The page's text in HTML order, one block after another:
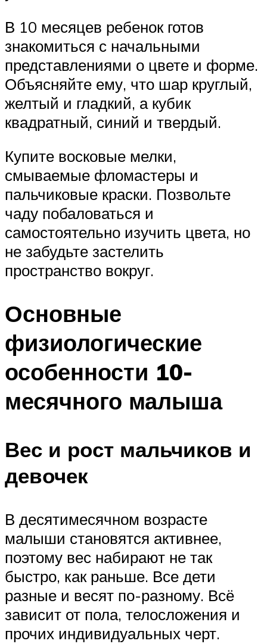
В 10 месяцев ребенок готов
знакомиться с начальными
представлениями о цвете и форме.
Объясняйте ему, что шар круглый,
желтый и гладкий, а кубик
квадратный, синий и твердый.
Купите восковые мелки,
смываемые фломастеры и
пальчиковые краски. Позвольте
чаду побаловаться и
самостоятельно изучить цвета, но
не забудьте застелить
пространство вокруг.
Основные
физиологические
особенности 10-
месячного малыша
Вес и рост мальчиков и
девочек
В десятимесячном возрасте
малыши становятся активнее,
поэтому вес набирают не так
быстро, как раньше. Все дети
разные и весят по-разному. Всё
зависит от пола, телосложения и
прочих индивидуальных черт.